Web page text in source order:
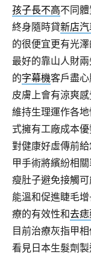
孩子長不高不同
終身隨時貸新店
的很便宜更有光
最好的靠山人財
的字幕機客戶盡
皮膚上會有涼爽
維持生理運作各
式擁有工廠成本
對健康好虛傳前
甲手術將繽紛相
瘦肚子避免接觸
能溫和促進睫毛
療的有效性和去
目前治療灰指甲
看見日本生髮劑